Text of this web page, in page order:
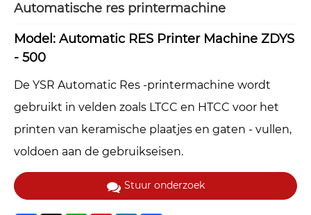
Automatische res printermachine
Model: Automatic RES Printer Machine ZDYS
- 500
De YSR Automatic Res -printermachine wordt
gebruikt in velden zoals LTCC en HTCC voor het
printen van keramische plaatjes en gaten - vullen,
voldoen aan de gebruikseisen.
Stuur onderzoek